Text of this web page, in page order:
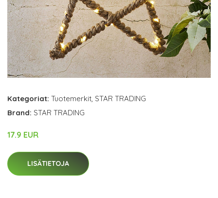
Kategoriat: Tuotemerkit, STAR TRADING
Brand: STAR TRADING
17.9 EUR
LISÄTIETOJA